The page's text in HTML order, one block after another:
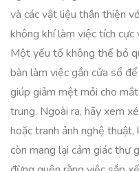
và các vật liệu thân thiện
không khí làm việc tích cực
Một yếu tố không thể bỏ
bàn làm việc gần cửa sổ
giúp giảm mệt mỏi cho
trung. Ngoài ra, hãy xem
hoặc tranh ảnh nghệ
còn mang lại cảm giác thư